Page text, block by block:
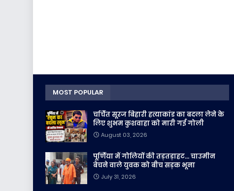
MOST POPULAR
चर्चित सूरज बिहारी हत्याकांड का बदला लेने के
लिए शुभम कुशवाहा को मारी गई गोली
August 03, 2026
पूर्णिया में गोलियों की तड़तड़ाहट... चाउमीन
बेचने वाले युवक को बीच सड़क भूना
July 31, 2026